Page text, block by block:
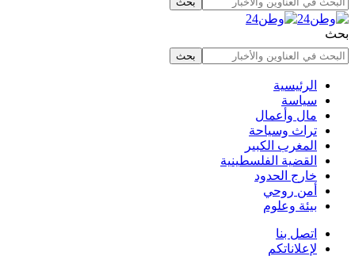
بحث
الرئيسية
سياسة
مال وأعمال
تراث وسياحة
المغرب الكبير
القضية الفلسطينية
خارج الحدود
أمن روحي
بيئة وعلوم
اتصل بنا
لإعلاناتكم